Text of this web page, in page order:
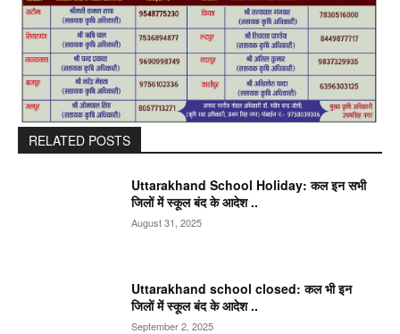
RELATED POSTS
Uttarakhand School Holiday: कल इन सभी
जिलों में स्कूल बंद के आदेश ..
August 31, 2025
Uttarakhand school closed: कल भी इन
जिलों में स्कूल बंद के आदेश ..
September 2, 2025